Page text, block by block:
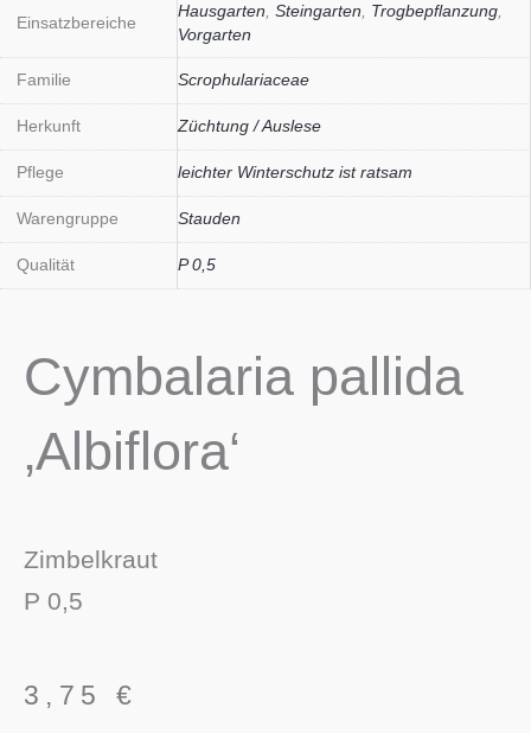
Einsatzbereiche
Hausgarten Steingarten Trogbepflanzung
Vorgarten
Familie Scrophulariaceae
Herkunft Züchtung / Auslese
Pflege leichter Winterschutz ist ratsam
Warengruppe Stauden
Qualität P 0,5
Cymbalaria pallida
‚Albiflora‘
Zimbelkraut
P 0,5
3,75 €